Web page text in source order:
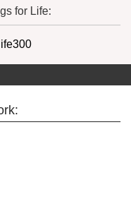
for Life: